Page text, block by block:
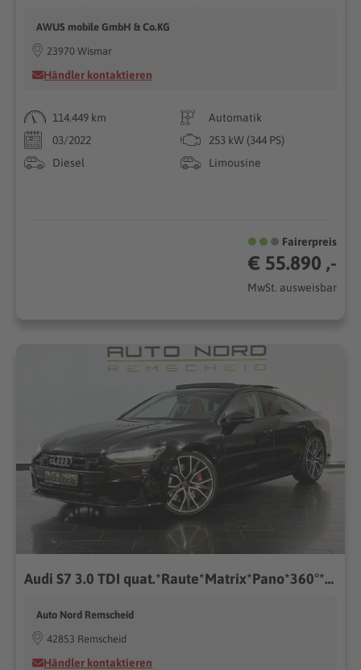
AWUS mobile GmbH & Co.KG
23970 Wismar
Händler kontaktieren
114.449 km
Automatik
03/2022
253 kW (344 PS)
Diesel
Limousine
Fairerpreis
€ 55.890 ,-
MwSt. ausweisbar
Audi S7 3.0 TDI quat.*Raute*Matrix*Pano*360°*21??*
Auto Nord Remscheid
42853 Remscheid
Händler kontaktieren